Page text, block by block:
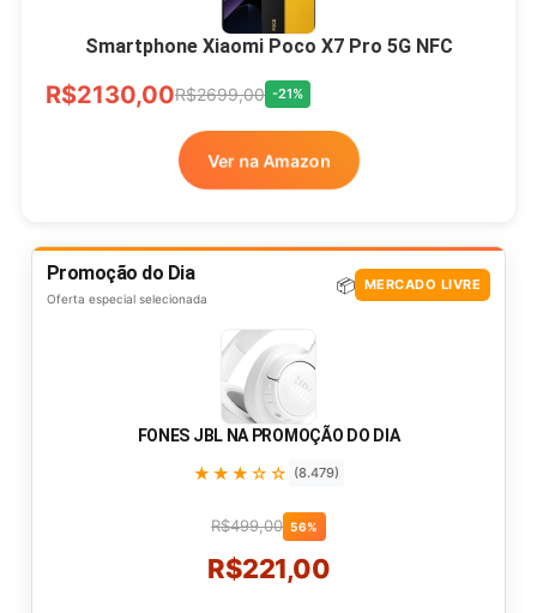
Smartphone Xiaomi Poco X7 Pro 5G NFC
R$2130,00R$2699,00 -21%
Ver na Amazon
Promoção do Dia
Oferta especial selecionada
📦 MERCADO LIVRE
FONES JBL NA PROMOÇÃO DO DIA
★★★☆☆ (8.479)
R$499,00 56%
R$221,00